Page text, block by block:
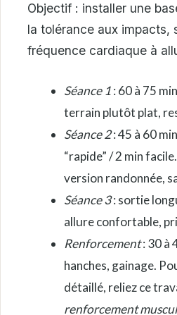
Objectif : installer une
la tolérance aux impacts,
fréquence cardiaque à
Séance 1: 60 à 75
terrain plutôt plat,
Séance 2: 45 à 60
“rapide” / 2 min
version randonnée,
Séance 3: sortie
allure confortable,
Renforcement: 30 à
hanches, gainage.
détaillé, reliez ce
renforcement